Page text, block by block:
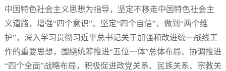
中国特色社会主义思想为指导，坚定不移走中国特色社会主
义道路，增强“四个意识”、坚定“四个自信”、做到“两个维
护”，深入学习贯彻习近平总书记关于加强和改进统一战线工
作的重要思想，围绕统筹推进“五位一体”总体布局、协调推进
“四个全面”战略布局，积极促进政党关系、民族关系、宗教关